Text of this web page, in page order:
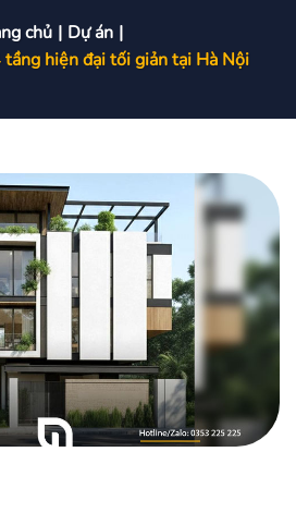
chủ | Dự án |
hiện đại tối giản tại Hà Nội